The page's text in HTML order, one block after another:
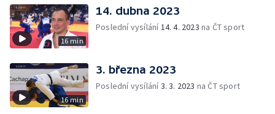
16 min
14. dubna 2023
Poslední vysílání14. 4. 2023 na ČT sport
16 min
3. března 2023
Poslední vysílání3. 3. 2023 na ČT sport